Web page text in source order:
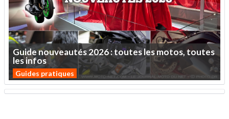
Guidenouveautés2026:touteslesmotos,toutes
lesinfos
Guides pratiques